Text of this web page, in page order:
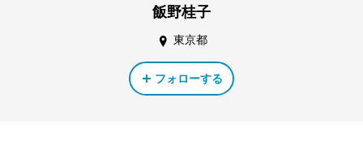
飯野桂子
東京都
フォローする